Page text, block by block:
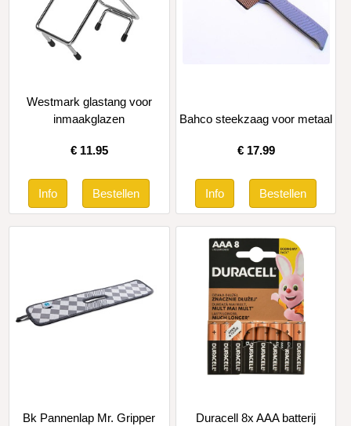
Westmark glastang voor
inmaakglazen
€ 11.95
Bahco steekzaag voor metaal
€ 17.99
Bk Pannenlap Mr. Gripper Duracell 8x AAA batterij